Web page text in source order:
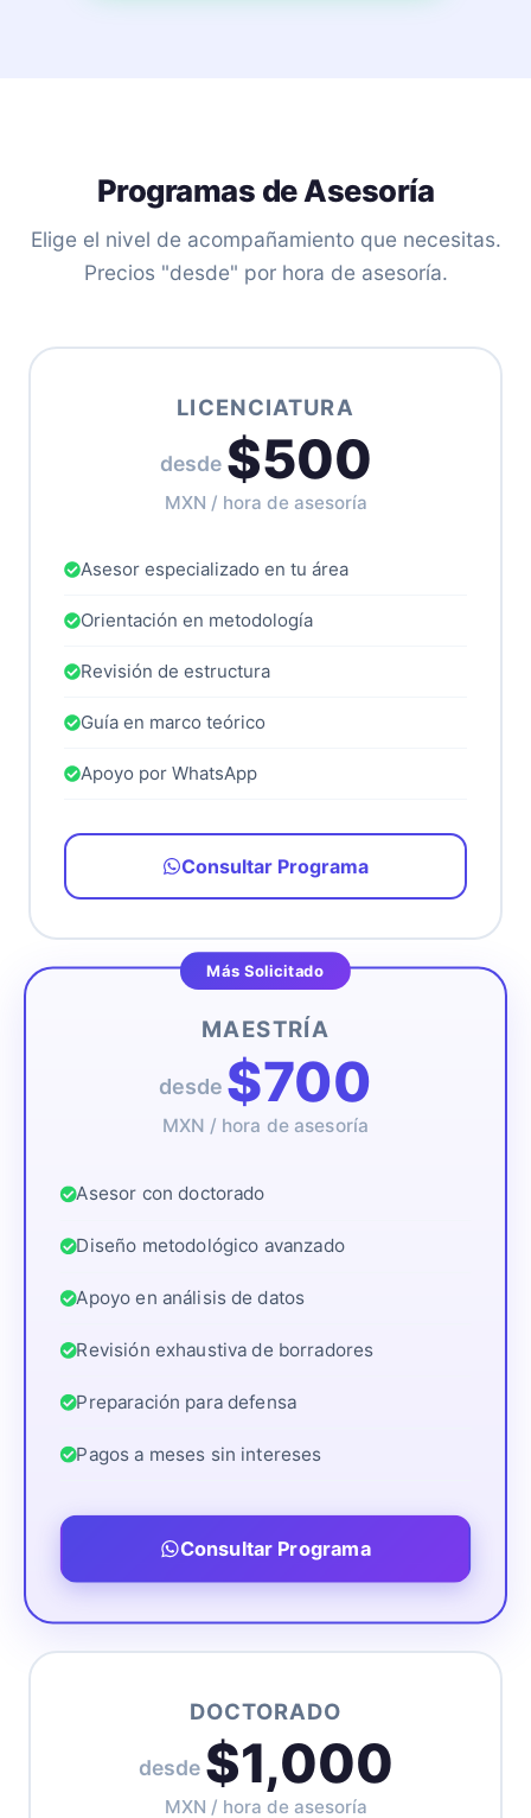
Programas de Asesoría
Elige el nivel de acompañamiento que necesitas.
Precios "desde" por hora de asesoría.
LICENCIATURA
desde $500
MXN / hora de asesoría
Asesor especializado en tu área
Orientación en metodología
Revisión de estructura
Guía en marco teórico
Apoyo por WhatsApp
Consultar Programa
Más Solicitado
MAESTRÍA
desde $700
MXN / hora de asesoría
Asesor con doctorado
Diseño metodológico avanzado
Apoyo en análisis de datos
Revisión exhaustiva de borradores
Preparación para defensa
Pagos a meses sin intereses
Consultar Programa
DOCTORADO
desde $1,000
MXN / hora de asesoría